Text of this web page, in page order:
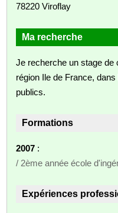
78220 Viroflay
Ma recherche
Je recherche un stage de
région Ile de France,
publics.
Formations
2007 :
/ 2ème année école
Expériences